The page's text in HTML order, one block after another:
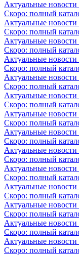
Актуальные
Скоро: полный
Актуальные
Скоро: полный
Актуальные
Скоро: полный
Актуальные
Скоро: полный
Актуальные
Скоро: полный
Актуальные
Скоро: полный
Актуальные
Скоро: полный
Актуальные
Скоро: полный
Актуальные
Скоро: полный
Актуальные
Скоро: полный
Актуальные
Скоро: полный
Актуальные
Скоро: полный
Актуальные
Скоро: полный
Актуальные
Скоро: полный